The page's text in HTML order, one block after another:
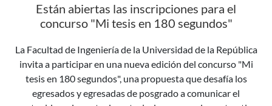
Están abiertas las inscripciones para el
concurso "Mi tesis en 180 segundos"
La Facultad de Ingeniería de la Universidad de la República
invita a participar en una nueva edición del concurso "Mi
tesis en 180 segundos", una propuesta que desafía los
egresados y egresadas de posgrado a comunicar el